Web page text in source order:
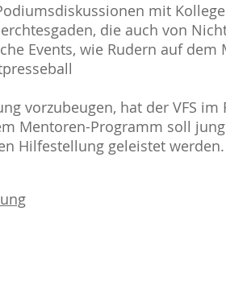
mit
die auch von
Events, wie Rudern auf
vorzubeugen, hat der VFS
Mentoren-Programm soll
Hilfestellung geleistet werden.